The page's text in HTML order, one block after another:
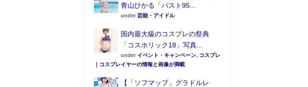
青山ひかる「バスト95...
under 芸能・アイドル
国内最大級のコスプレの祭典
「コスホリック18」写真...
under イベント・キャンペーン, コスプレ
｜コスプレイヤーの情報と画像が満載
【「ソフマップ」グラドルレ